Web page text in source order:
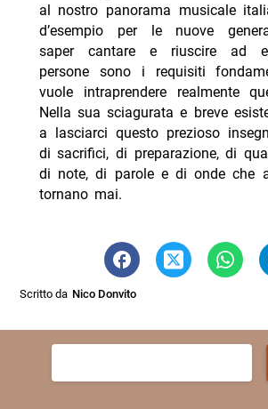
al nostro panorama musicale
d’esempio per le nuove
saper cantare e riuscire ad
persone sono i requisiti
vuole intraprendere realmente
Nella sua sciagurata e breve
a lasciarci questo prezioso
di sacrifici, di preparazione, di
di note, di parole e di onde che
tornano mai.
Scritto da Nico Donvito